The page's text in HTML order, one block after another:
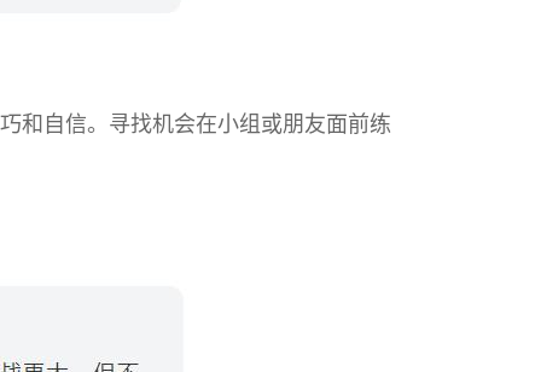
和自信。寻找机会在小组或朋友面前练